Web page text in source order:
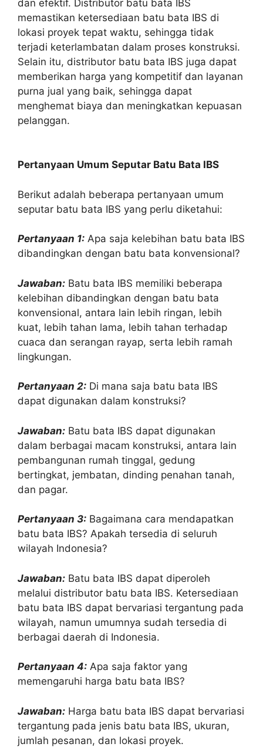
dan efektif. Distributor batu bata IBS
memastikan ketersediaan batu bata IBS di
lokasi proyek tepat waktu, sehingga tidak
terjadi keterlambatan dalam proses konstruksi.
Selain itu, distributor batu bata IBS juga dapat
memberikan harga yang kompetitif dan layanan
purna jual yang baik, sehingga dapat
menghemat biaya dan meningkatkan kepuasan
pelanggan.
Pertanyaan Umum Seputar Batu Bata IBS
Berikut adalah beberapa pertanyaan umum
seputar batu bata IBS yang perlu diketahui:
Pertanyaan 1: Apa saja kelebihan batu bata IBS
dibandingkan dengan batu bata konvensional?
Jawaban: Batu bata IBS memiliki beberapa
kelebihan dibandingkan dengan batu bata
konvensional, antara lain lebih ringan, lebih
kuat, lebih tahan lama, lebih tahan terhadap
cuaca dan serangan rayap, serta lebih ramah
lingkungan.
Pertanyaan 2: Di mana saja batu bata IBS
dapat digunakan dalam konstruksi?
Jawaban: Batu bata IBS dapat digunakan
dalam berbagai macam konstruksi, antara lain
pembangunan rumah tinggal, gedung
bertingkat, jembatan, dinding penahan tanah,
dan pagar.
Pertanyaan 3: Bagaimana cara mendapatkan
batu bata IBS? Apakah tersedia di seluruh
wilayah Indonesia?
Jawaban: Batu bata IBS dapat diperoleh
melalui distributor batu bata IBS. Ketersediaan
batu bata IBS dapat bervariasi tergantung pada
wilayah, namun umumnya sudah tersedia di
berbagai daerah di Indonesia.
Pertanyaan 4: Apa saja faktor yang
memengaruhi harga batu bata IBS?
Jawaban: Harga batu bata IBS dapat bervariasi
tergantung pada jenis batu bata IBS, ukuran,
jumlah pesanan, dan lokasi proyek.